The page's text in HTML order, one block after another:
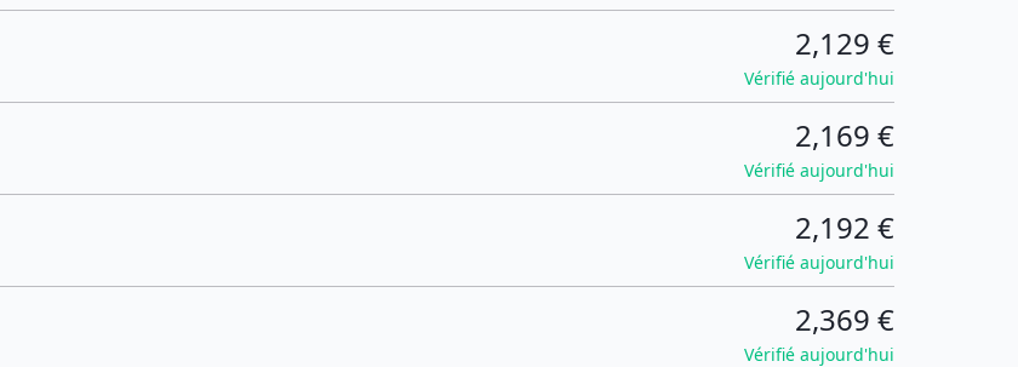
2,129 €
Vérifié aujourd'hui
2,169 €
Vérifié aujourd'hui
2,192 €
Vérifié aujourd'hui
2,369 €
Vérifié aujourd'hui